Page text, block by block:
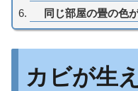
同じ部屋の畳の色
カビが生